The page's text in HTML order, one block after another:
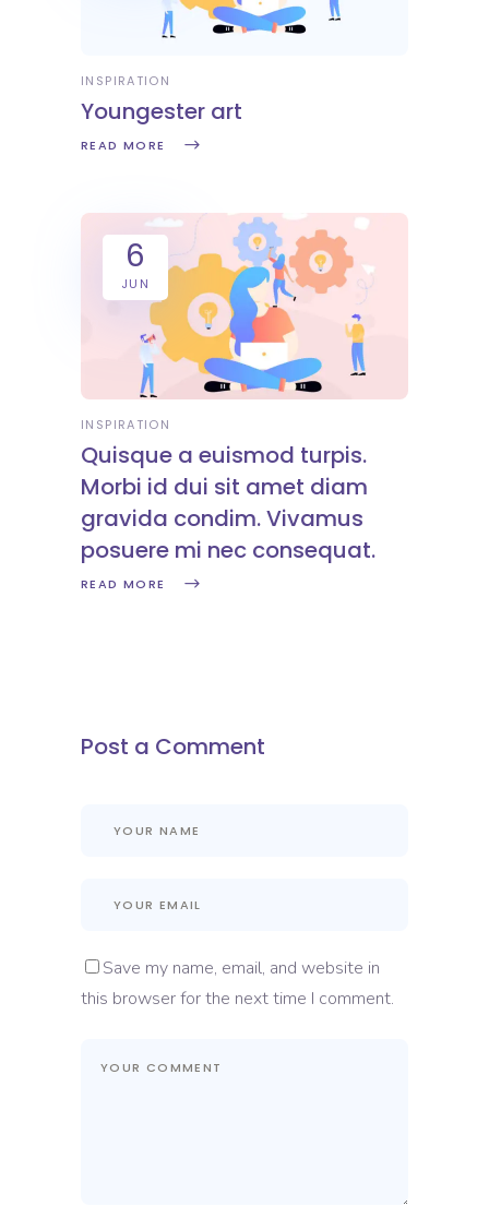
INSPIRATION
Youngester art
READ MORE
6
JUN
INSPIRATION
Quisque a euismod turpis.
Morbi id dui sit amet diam
gravida condim. Vivamus
posuere mi nec consequat.
READ MORE
Post a Comment
Save my name, email, and website in
this browser for the next time I comment.